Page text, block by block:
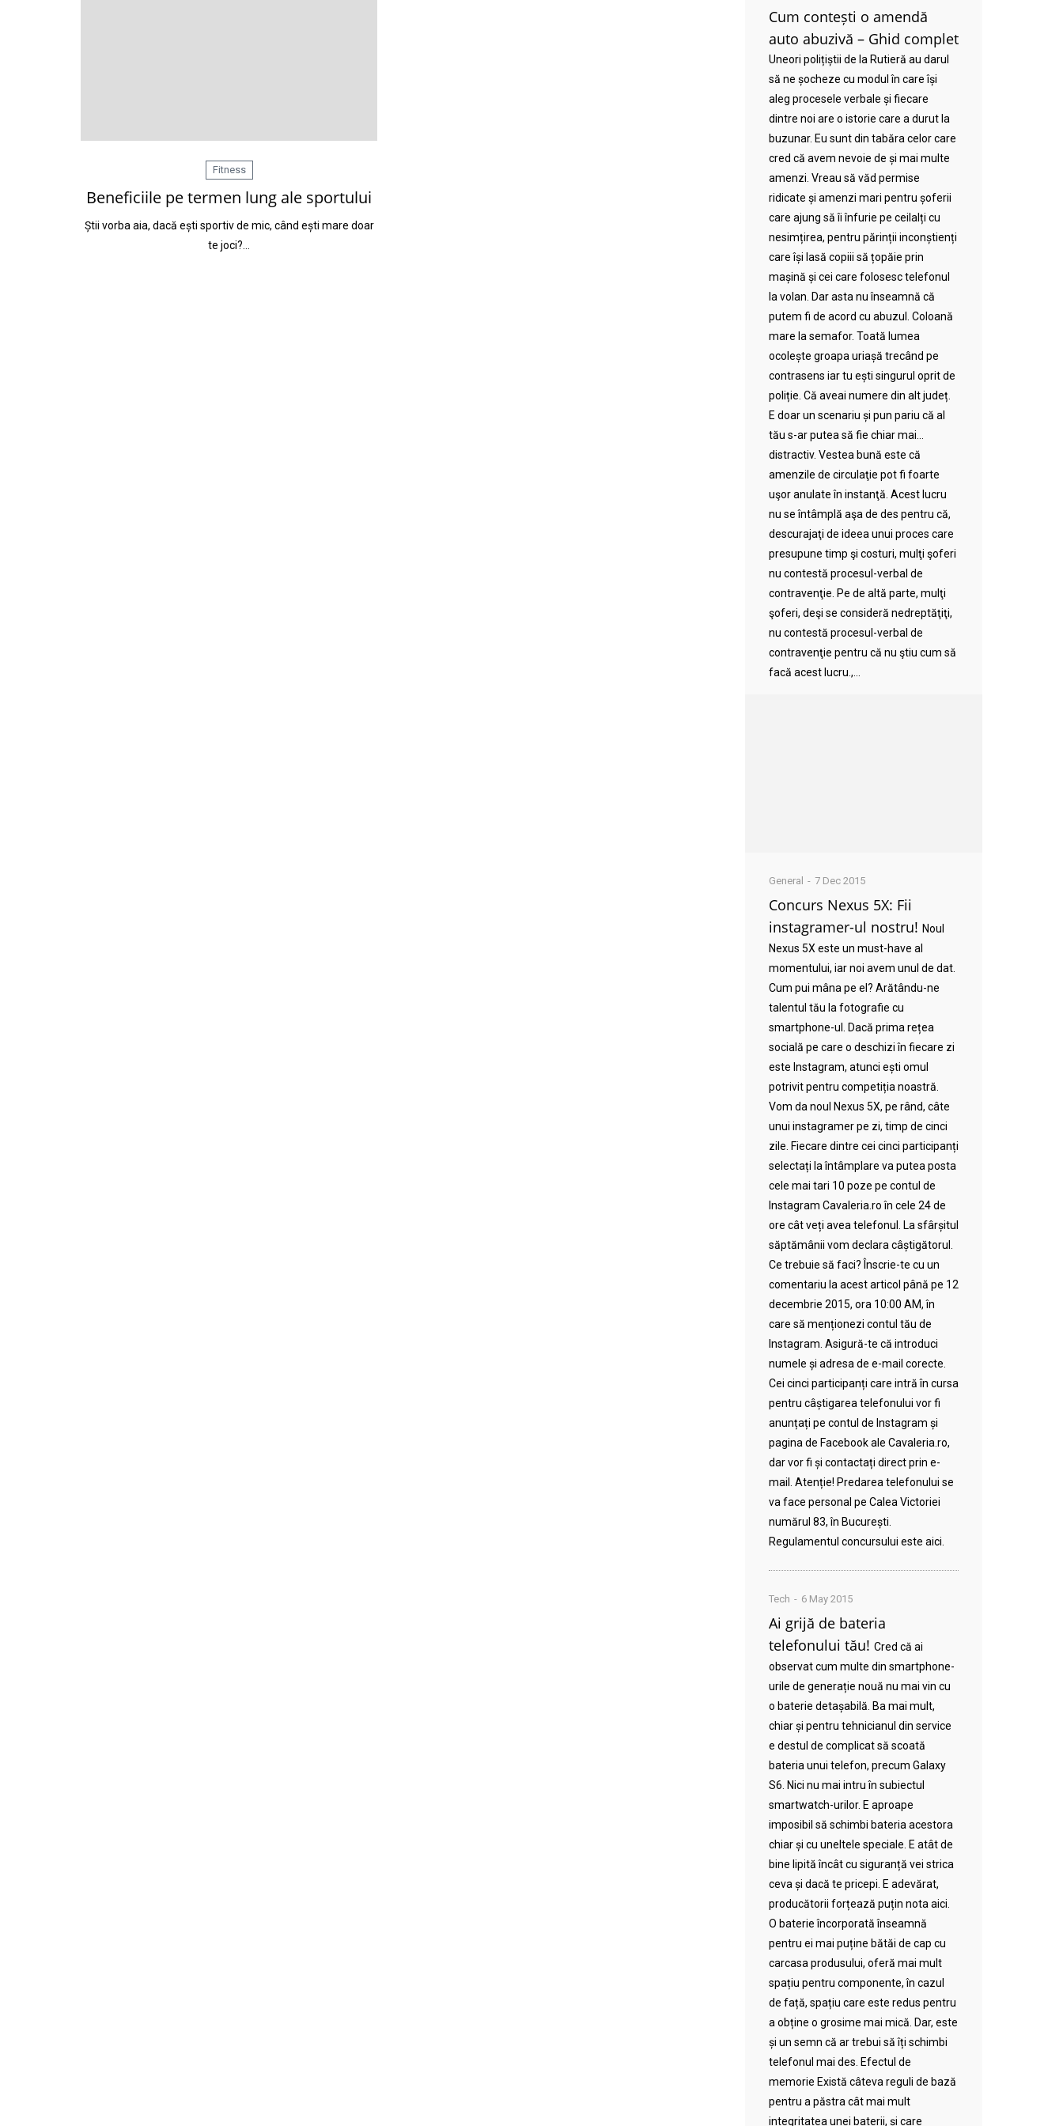
Fitness
Beneficiile pe termen lung ale sportului
Știi vorba aia, dacă ești sportiv de mic, când ești mare doar
te joci?…
Cum contești o amendă
auto abuzivă – Ghid complet
Uneori polițiștii de la Rutieră au darul
să ne șocheze cu modul în care își
aleg procesele verbale și fiecare
dintre noi are o istorie care a durut la
buzunar. Eu sunt din tabăra celor care
cred că avem nevoie de și mai multe
amenzi. Vreau să văd permise
ridicate și amenzi mari pentru șoferii
care ajung să îi înfurie pe ceilalți cu
nesimțirea, pentru părinții inconștienți
care își lasă copiii să țopăie prin
mașină și cei care folosesc telefonul
la volan. Dar asta nu înseamnă că
putem fi de acord cu abuzul. Coloană
mare la semafor. Toată lumea
ocolește groapa uriașă trecând pe
contrasens iar tu ești singurul oprit de
poliție. Că aveai numere din alt județ.
E doar un scenariu și pun pariu că al
tău s-ar putea să fie chiar mai…
distractiv. Vestea bună este că
amenzile de circulaţie pot fi foarte
uşor anulate în instanţă. Acest lucru
nu se întâmplă aşa de des pentru că,
descurajaţi de ideea unui proces care
presupune timp şi costuri, mulţi şoferi
nu contestă procesul-verbal de
contravenţie. Pe de altă parte, mulţi
şoferi, deşi se consideră nedreptăţiţi,
nu contestă procesul-verbal de
contravenţie pentru că nu ştiu cum să
facă acest lucru.,...
General 7 Dec 2015
Concurs Nexus 5X: Fii
instagramer-ul nostru! Noul
Nexus 5X este un must-have al
momentului, iar noi avem unul de dat.
Cum pui mâna pe el? Arătându-ne
talentul tău la fotografie cu
smartphone-ul. Dacă prima rețea
socială pe care o deschizi în fiecare zi
este Instagram, atunci ești omul
potrivit pentru competiția noastră.
Vom da noul Nexus 5X, pe rând, câte
unui instagramer pe zi, timp de cinci
zile. Fiecare dintre cei cinci participanți
selectați la întâmplare va putea posta
cele mai tari 10 poze pe contul de
Instagram Cavaleria.ro în cele 24 de
ore cât veți avea telefonul. La sfârșitul
săptămânii vom declara câștigătorul.
Ce trebuie să faci? Înscrie-te cu un
comentariu la acest articol până pe 12
decembrie 2015, ora 10:00 AM, în
care să menționezi contul tău de
Instagram. Asigură-te că introduci
numele și adresa de e-mail corecte.
Cei cinci participanți care intră în cursa
pentru câștigarea telefonului vor fi
anunțați pe contul de Instagram și
pagina de Facebook ale Cavaleria.ro,
dar vor fi și contactați direct prin e-
mail. Atenție! Predarea telefonului se
va face personal pe Calea Victoriei
numărul 83, în București.
Regulamentul concursului este aici.
Tech 6 May 2015
Ai grijă de bateria
telefonului tău! Cred că ai
observat cum multe din smartphone-
urile de generație nouă nu mai vin cu
o baterie detașabilă. Ba mai mult,
chiar și pentru tehnicianul din service
e destul de complicat să scoată
bateria unui telefon, precum Galaxy
S6. Nici nu mai intru în subiectul
smartwatch-urilor. E aproape
imposibil să schimbi bateria acestora
chiar și cu uneltele speciale. E atât de
bine lipită încât cu siguranță vei strica
ceva și dacă te pricepi. E adevărat,
producătorii forțează puțin nota aici.
O baterie încorporată înseamnă
pentru ei mai puține bătăi de cap cu
carcasa produsului, oferă mai mult
spațiu pentru componente, în cazul
de față, spațiu care este redus pentru
a obține o grosime mai mică. Dar, este
și un semn că ar trebui să îți schimbi
telefonul mai des. Efectul de
memorie Există câteva reguli de bază
pentru a păstra cât mai mult
integritatea unei baterii, și care